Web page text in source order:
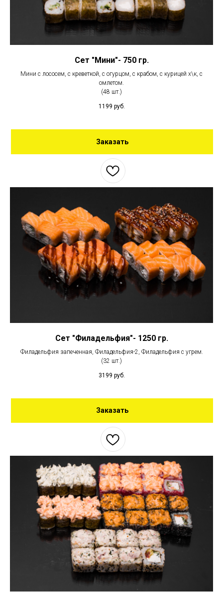
Сет "Мини"- 750 гр.
Мини с лососем, с креветкой, с огурцом, с крабом, с курицей х\к, с
омлетом.
(48 шт.)
1199 руб.
Заказать
Сет "Филадельфия"- 1250 гр.
Филадельфия запеченная, Филадельфия-2, Филадельфия с угрем.
(32 шт.)
3199 руб.
Заказать